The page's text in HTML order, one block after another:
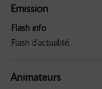
Emission
Flash info
Flash d'actualité.
Animateurs